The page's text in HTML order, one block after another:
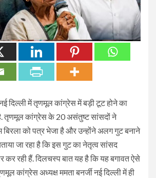
दिल्ली में तृणमूल कांग्रेस में बड़ी टूट होने का
तृणमूल कांग्रेस के 20 असंतुष्ट सांसदों ने
को पत्र भेजा है और उन्होंने अलग गुट बनाने
जा रहा है कि इस गुट का नेतृत्व सांसद
कर रही हैं. दिलचस्प बात यह है कि यह बगावत ऐसे
कांग्रेस अध्यक्ष ममता बनर्जी नई दिल्ली में ही